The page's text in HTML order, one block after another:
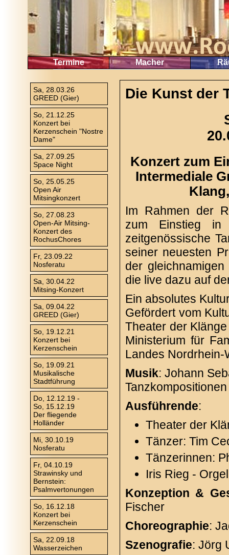
Termine Macher
Sa, 28.03.26
GREED (Gier)
So, 21.12.25
Konzert bei
Kerzenschein "Nostre
Dame"
Sa, 27.09.25
Space Night
So, 25.05.25
Open Air
Mitsingkonzert
So, 27.08.23
Open-Air Mitsing-
Konzert des
RochusChores
Fr, 23.09.22
Nosferatu
Sa, 30.04.22
Mitsing-Konzert
Sa, 09.04.22
GREED (Gier)
So, 19.12.21
Konzert bei
Kerzenschein
So, 19.09.21
Musikalische
Stadtführung
Do, 12.12.19 -
So, 15.12.19
Der fliegende
Holländer
Mi, 30.10.19
Nosferatu
Fr, 04.10.19
Strawinsky und
Bernstein:
Psalmvertonungen
So, 16.12.18
Konzert bei
Kerzenschein
Sa, 22.09.18
Wasserzeichen
Die Kunst der
Konzert zum
Intermediale
Im Rahmen der
zum Einstieg in
zeitgenössische
seiner neuesten
der
die live dazu auf
Ein absolutes
Gefördert vom
Theater der
Ministerium für
Landes Nordrhein-
Musik: Johann
Ausführende:
Theater der
Tänzer: Tim
Tänzerinnen:
Iris Rieg - Orgel
Konzeption &
Fischer
Choreographie:
Szenografie: Jörg